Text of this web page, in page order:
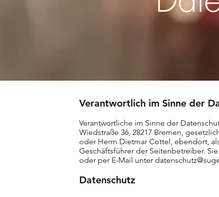
Verantwortlich im Sinne der
Verantwortliche im Sinne der
Wiedstraße 36, 28217 Bremen,
oder Herrn Dietmar Cottel, ebendort,
Geschäftsführer der Seitenbetreiber.
oder per E-Mail unter
Datenschutz